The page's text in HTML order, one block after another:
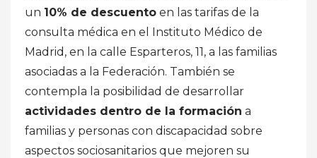
un 10% de descuento en las tarifas de la
consulta médica en el Instituto Médico de
Madrid, en la calle Esparteros, 11, a las familias
asociadas a la Federación. También se
contempla la posibilidad de desarrollar
actividades dentro de la formación a
familias y personas con discapacidad sobre
aspectos sociosanitarios que mejoren su